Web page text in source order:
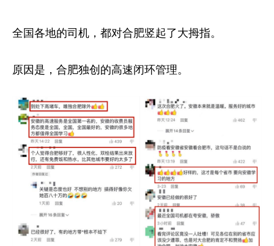
全国各地的司机，都对合肥竖起了大拇指。
原因是，合肥独创的高速闭环管理。